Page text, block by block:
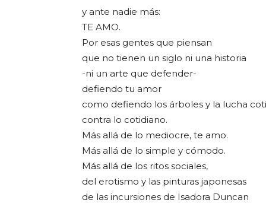
y ante nadie más:
TE AMO.
Por esas gentes que piensan
que no tienen un siglo ni una historia
-ni un arte que defender-
defiendo tu amor
como defiendo los árboles y la lucha
contra lo cotidiano.
Más allá de lo mediocre, te amo.
Más allá de lo simple y cómodo.
Más allá de los ritos sociales,
del erotismo y las pinturas japonesas
de las incursiones de Isadora Duncan